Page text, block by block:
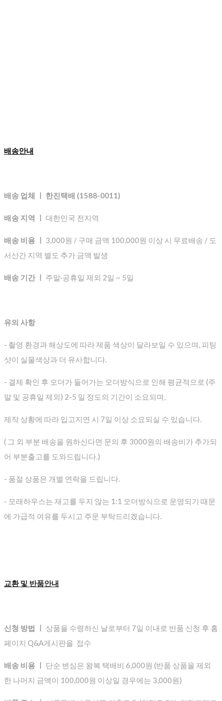
배송안내
배송 업체 ㅣ 한진택배 (1588-0011)
배송 지역 ㅣ 대한민국 전지역
배송 비용 ㅣ 3,000원 / 구매 금액 100,000원 이상 시 무료배송 / 도
서산간 지역 별도 추가 금액 발생
배송 기간 ㅣ 주말·공휴일 제외 2일 ~ 5일
유의 사항
- 촬영 환경과 해상도에 따라 제품 색상이 달라보일 수 있으며, 피팅
샷이 실물색상과 더 유사합니다.
- 결제 확인 후 오더가 들어가는 오더방식으로 인해 평균적으로 (주
말 및 공휴일 제외) 2-5 일 정도의 기간이 소요되며,
제작 상황에 따라 입고지연 시 7일 이상 소요되실 수 있습니다.
( 그 외 부분 배송을 원하신다면 문의 후 3000원의 배송비가 추가되
어 부분출고를 도와드립니다.)
- 품절 상품은 개별 연락을 드립니다.
- 모래하우스는 재고를 두지 않는 1:1 오더방식으로 운영되기 때문
에 가급적 여유를 두시고 주문 부탁드리겠습니다.
교환 및 반품안내
신청 방법 ㅣ 상품을 수령하신 날로부터 7일 이내로 반품 신청 후 홈
페이지 Q&A게시판을 접수
배송 비용 ㅣ
단순 변심은 왕복 택배비 6,000원 (반품 상품을 제외
한 나머지 금액이 100,000원 이상일 경우에는 3,000원)